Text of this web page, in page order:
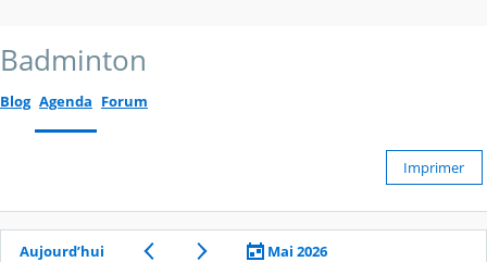
Badminton
Blog Agenda Forum
Imprimer
Aujourd’hui
Mai 2026